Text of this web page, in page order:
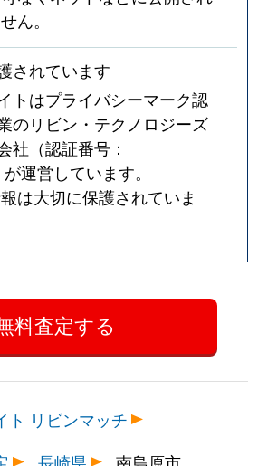
ん。
されています
トはプライバシーマーク認
のリビン・テクノロジーズ
社（認証番号：
が運営しています。
は大切に保護されていま
ト リビンマッチ